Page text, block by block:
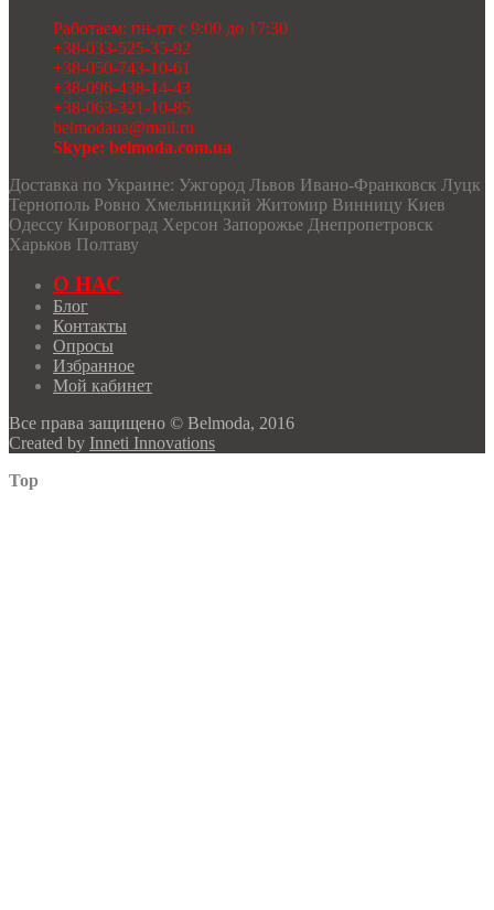
Работаем: пн-пт с 9:00 до 17:30
+38-033-525-35-92
+38-050-743-10-61
+38-096-438-14-43
+38-063-321-10-85
belmodaua@mail.ru
Skype: belmoda.com.ua
Доставка по Украине: Ужгород Львов Ивано-Франковск Луцк
Тернополь Ровно Хмельницкий Житомир Винницу Киев
Одессу Кировоград Херсон Запорожье Днепропетровск
Харьков Полтаву
О НАС
Блог
Контакты
Опросы
Избранное
Мой кабинет
Все права защищено © Belmoda, 2016
Created by Inneti Innovations
Top